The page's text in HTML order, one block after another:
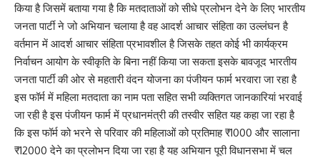
किया है जिसमें बताया गया है कि मतदाताओं को सीधे प्रलोभन देने के लिए भारतीय
जनता पार्टी ने जो अभियान चलाया है वह आदर्श आचार संहिता का उल्लंघन है
वर्तमान में आदर्श आचार संहिता प्रभावशील है जिसके तहत कोई भी कार्यक्रम
निर्वाचन आयोग के स्वीकृति के बिना नहीं किया जा सकता इसके बावजूद भारतीय
जनता पार्टी की ओर से महतारी वंदन योजना का पंजीयन फार्म भरवारा जा रहा है
इस फॉर्म में महिला मतदाता का नाम पता सहित सभी व्यक्तिगत जानकारियां भरवाई
जा रही है इस पंजीयन फार्म में प्रधानमंत्री की तस्वीर सहित यह कहा जा रहा है
कि इस फॉर्म को भरने से परिवार की महिलाओं को प्रतिमाह ₹1000 और सालाना
₹12000 देने का प्रलोभन दिया जा रहा है यह अभियान पूरी विधानसभा में चल